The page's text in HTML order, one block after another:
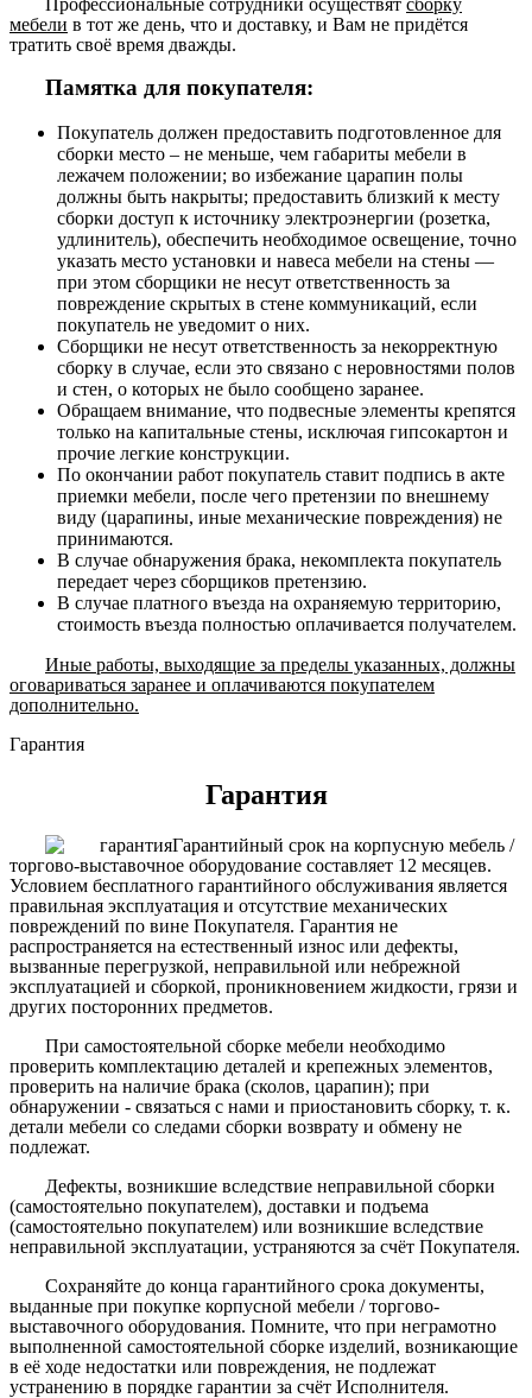
мебели в тот же день, что и доставку, и Вам не придётся
тратить своё время дважды.
Памятка для покупателя:
Покупатель должен предоставить подготовленное для
сборки место – не меньше, чем габариты мебели в
лежачем положении; во избежание царапин полы
должны быть накрыты; предоставить близкий к месту
сборки доступ к источнику электроэнергии (розетка,
удлинитель), обеспечить необходимое освещение, точно
указать место установки и навеса мебели на стены —
при этом сборщики не несут ответственность за
повреждение скрытых в стене коммуникаций, если
покупатель не уведомит о них.
Сборщики не несут ответственность за некорректную
сборку в случае, если это связано с неровностями полов
и стен, о которых не было сообщено заранее.
Обращаем внимание, что подвесные элементы крепятся
только на капитальные стены, исключая гипсокартон и
прочие легкие конструкции.
По окончании работ покупатель ставит подпись в акте
приемки мебели, после чего претензии по внешнему
виду (царапины, иные механические повреждения) не
принимаются.
В случае обнаружения брака, некомплекта покупатель
передает через сборщиков претензию.
В случае платного въезда на охраняемую территорию,
стоимость въезда полностью оплачивается получателем.
Иные работы, выходящие за пределы указанных, должны
оговариваться заранее и оплачиваются покупателем
дополнительно.
Гарантия
Гарантия
Гарантийный срок на корпусную мебель /
торгово-выставочное оборудование составляет 12 месяцев.
Условием бесплатного гарантийного обслуживания является
правильная эксплуатация и отсутствие механических
повреждений по вине Покупателя. Гарантия не
распространяется на естественный износ или дефекты,
вызванные перегрузкой, неправильной или небрежной
эксплуатацией и сборкой, проникновением жидкости, грязи и
других посторонних предметов.
При самостоятельной сборке мебели необходимо
проверить комплектацию деталей и крепежных элементов,
проверить на наличие брака (сколов, царапин); при
обнаружении - связаться с нами и приостановить сборку, т. к.
детали мебели со следами сборки возврату и обмену не
подлежат.
Дефекты, возникшие вследствие неправильной сборки
(самостоятельно покупателем), доставки и подъема
(самостоятельно покупателем) или возникшие вследствие
неправильной эксплуатации, устраняются за счёт Покупателя.
Сохраняйте до конца гарантийного срока документы,
выданные при покупке корпусной мебели / торгово-
выставочного оборудования. Помните, что при неграмотно
выполненной самостоятельной сборке изделий, возникающие
в её ходе недостатки или повреждения, не подлежат
устранению в порядке гарантии за счёт Исполнителя.